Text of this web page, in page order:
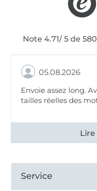
Note 4.71/ 5 de
05.08.2026
Envoie assez long.
tailles réelles des
Voir tous les
Service